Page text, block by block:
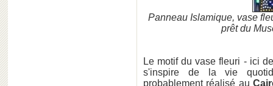
Panneau Islamique, vase
prêt du
Le motif du vase fleuri - ici
s'inspire de la vie
probablement réalisé au